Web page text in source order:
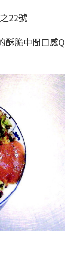
22號
酥脆中間口感Q